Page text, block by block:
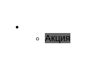
Акция